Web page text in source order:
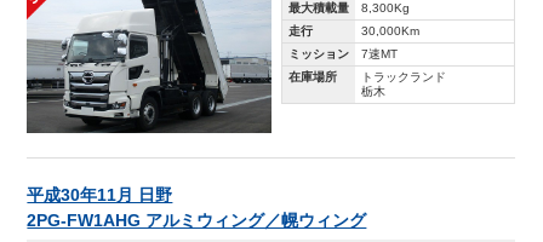
最大積載量
8,300Kg
走行
30,000Km
ミッション
7速MT
在庫場所
トラックランド
栃木
平成30年11月 日野
2PG-FW1AHG アルミウィング／幌ウィング